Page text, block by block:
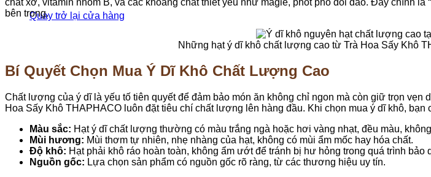
Quay trở lại cửa hàng
bên trong.
Những hạt ý dĩ khô chất lượng cao từ Trà Hoa Sấy Khô
Bí Quyết Chọn Mua Ý Dĩ Khô Chất Lượng Cao
Chất lượng của ý dĩ là yếu tố tiên quyết để đảm bảo món ăn không chỉ ngon mà còn giữ trọn
Hoa Sấy Khô THAPHACO luôn đặt tiêu chí chất lượng lên hàng đầu. Khi chọn mua ý dĩ khô, bạn
Màu sắc: Hạt ý dĩ chất lượng thường có màu trắng ngà hoặc hơi vàng nhạt, đều màu,
Mùi hương: Mùi thơm tự nhiên, nhẹ nhàng của hạt, không có mùi ẩm mốc hay hóa chất.
Độ khô: Hạt phải khô ráo hoàn toàn, không ẩm ướt để tránh bị hư hỏng trong quá trình bảo
Nguồn gốc: Lựa chọn sản phẩm có nguồn gốc rõ ràng, từ các thương hiệu uy tín.